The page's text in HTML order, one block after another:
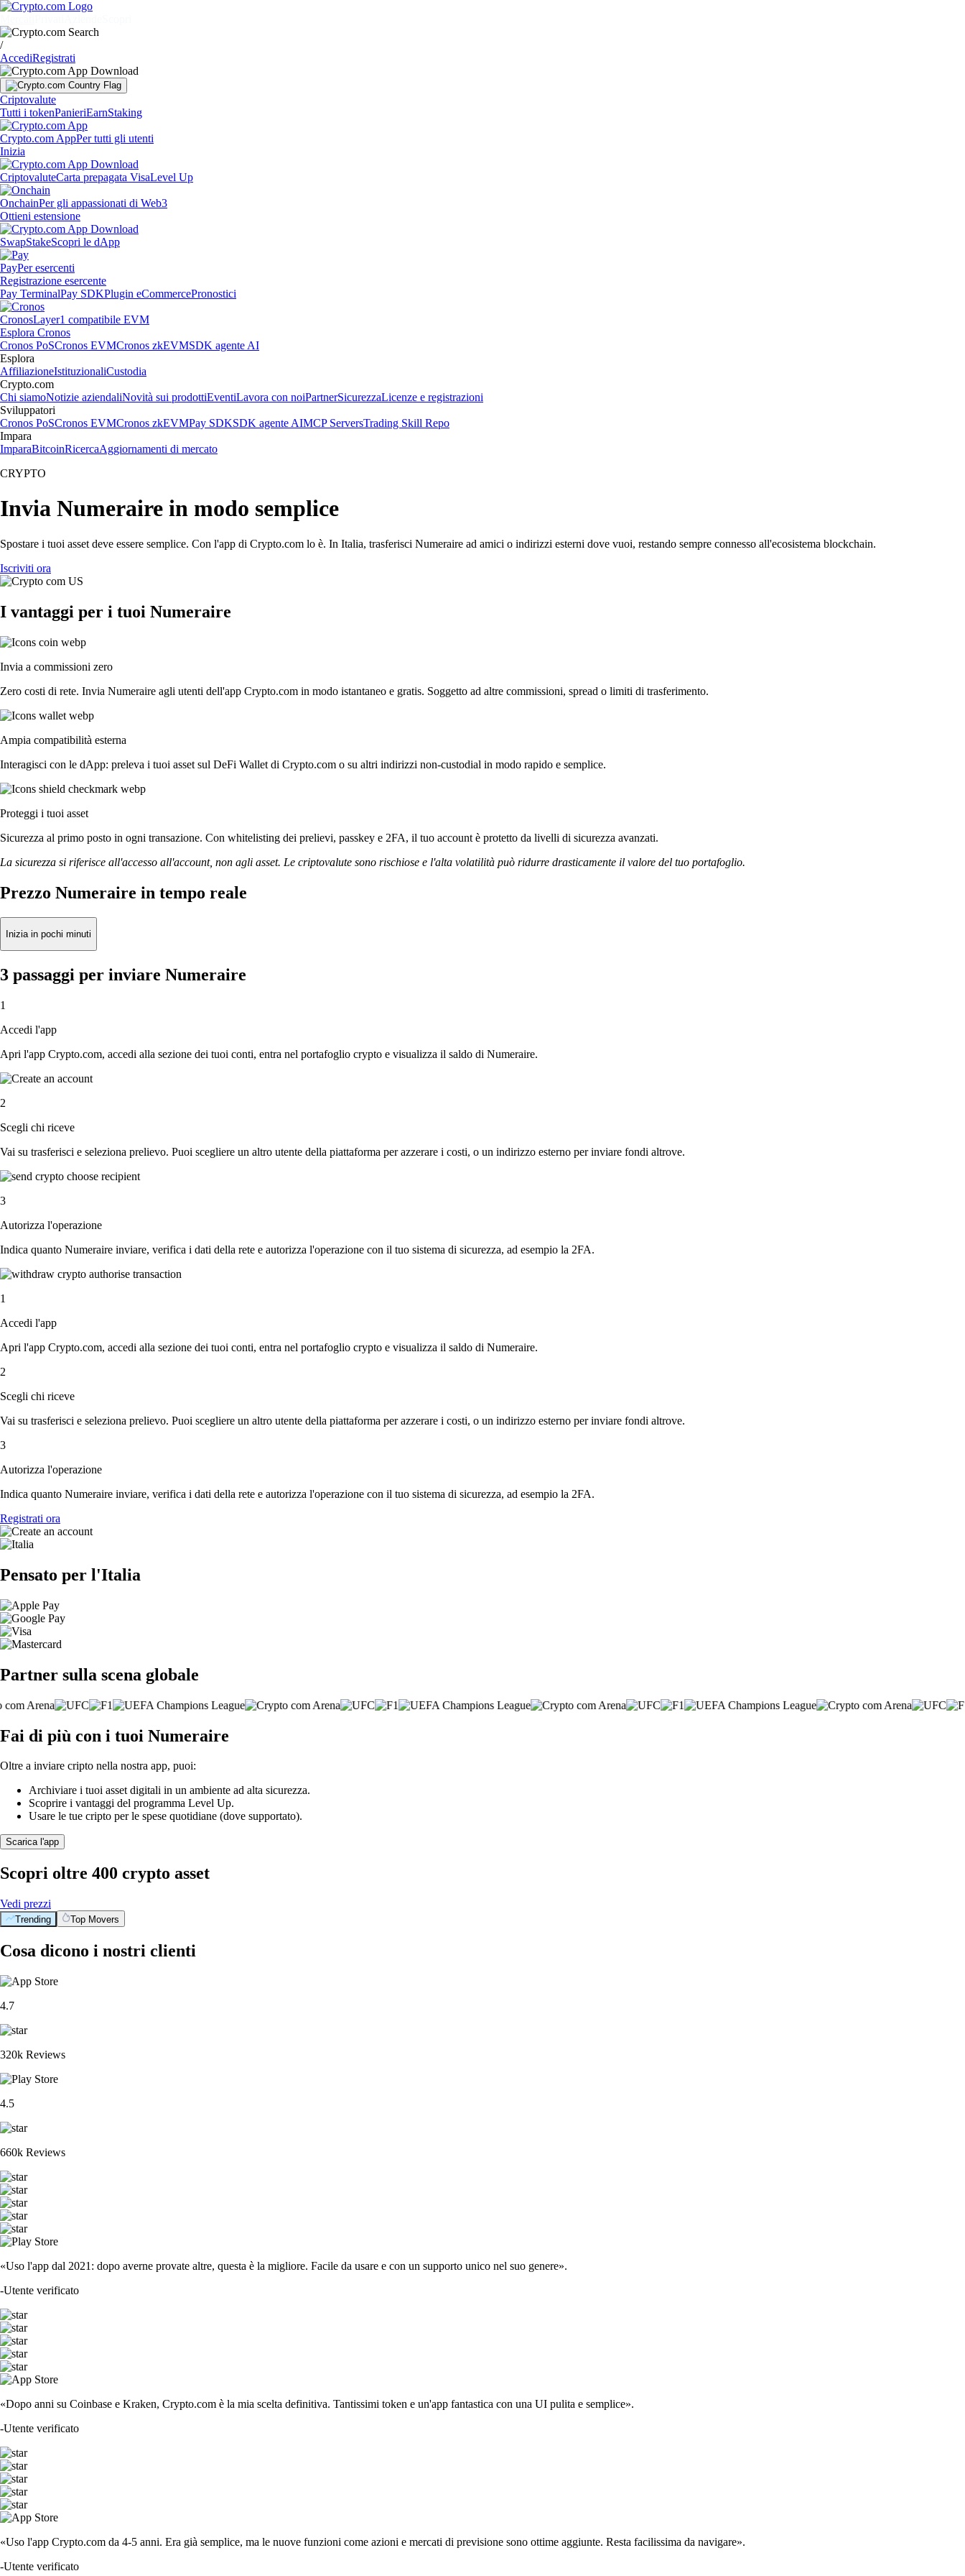
/
AccediRegistrati
Criptovalute
Tutti i tokenPanieriEarnStaking
Crypto.com AppPer tutti gli utenti
Inizia
CriptovaluteCarta prepagata VisaLevel Up
OnchainPer gli appassionati di Web3
Ottieni estensione
SwapStakeScopri le dApp
PayPer esercenti
Registrazione esercente
Pay TerminalPay SDKPlugin eCommercePronostici
CronosLayer1 compatibile EVM
Esplora Cronos
Cronos PoSCronos EVMCronos zkEVMSDK agente AI
Esplora
AffiliazioneIstituzionaliCustodia
Crypto.com
Chi siamoNotizie aziendaliNovità sui prodottiEventiLavora con noiPartnerSicurezzaLicenze e registrazioni
Sviluppatori
Cronos PoSCronos EVMCronos zkEVMPay SDKSDK agente AIMCP ServersTrading Skill Repo
Impara
ImparaBitcoinRicercaAggiornamenti di mercato
CRYPTO
Invia Numeraire in modo semplice
Spostare i tuoi asset deve essere semplice. Con l'app di Crypto.com lo è. In Italia, trasferisci Numeraire ad amici o indirizzi esterni dove vuoi, restando sempre connesso all'ecosistema blockchain.
Iscriviti ora
I vantaggi per i tuoi Numeraire
Invia a commissioni zero
Zero costi di rete. Invia Numeraire agli utenti dell'app Crypto.com in modo istantaneo e gratis. Soggetto ad altre commissioni, spread o limiti di trasferimento.
Ampia compatibilità esterna
Interagisci con le dApp: preleva i tuoi asset sul DeFi Wallet di Crypto.com o su altri indirizzi non-custodial in modo rapido e semplice.
Proteggi i tuoi asset
Sicurezza al primo posto in ogni transazione. Con whitelisting dei prelievi, passkey e 2FA, il tuo account è protetto da livelli di sicurezza avanzati.
La sicurezza si riferisce all'accesso all'account, non agli asset. Le criptovalute sono rischiose e l'alta volatilità può ridurre drasticamente il valore del tuo portafoglio.
Prezzo Numeraire in tempo reale
Inizia in pochi minuti
3 passaggi per inviare Numeraire
1
Accedi l'app
Apri l'app Crypto.com, accedi alla sezione dei tuoi conti, entra nel portafoglio crypto e visualizza il saldo di Numeraire.
2
Scegli chi riceve
Vai su trasferisci e seleziona prelievo. Puoi scegliere un altro utente della piattaforma per azzerare i costi, o un indirizzo esterno per inviare fondi altrove.
3
Autorizza l'operazione
Indica quanto Numeraire inviare, verifica i dati della rete e autorizza l'operazione con il tuo sistema di sicurezza, ad esempio la 2FA.
1
Accedi l'app
Apri l'app Crypto.com, accedi alla sezione dei tuoi conti, entra nel portafoglio crypto e visualizza il saldo di Numeraire.
2
Scegli chi riceve
Vai su trasferisci e seleziona prelievo. Puoi scegliere un altro utente della piattaforma per azzerare i costi, o un indirizzo esterno per inviare fondi altrove.
3
Autorizza l'operazione
Indica quanto Numeraire inviare, verifica i dati della rete e autorizza l'operazione con il tuo sistema di sicurezza, ad esempio la 2FA.
Registrati ora
Pensato per l'Italia
Partner sulla scena globale
Fai di più con i tuoi Numeraire
Oltre a inviare cripto nella nostra app, puoi:
Archiviare i tuoi asset digitali in un ambiente ad alta sicurezza.
Scoprire i vantaggi del programma Level Up.
Usare le tue cripto per le spese quotidiane (dove supportato).
Scarica l'app
Scopri oltre 400 crypto asset
Vedi prezzi
Trending Top Movers
Cosa dicono i nostri clienti
4.7
320k Reviews
4.5
660k Reviews
«Uso l'app dal 2021: dopo averne provate altre, questa è la migliore. Facile da usare e con un supporto unico nel suo genere».
-Utente verificato
«Dopo anni su Coinbase e Kraken, Crypto.com è la mia scelta definitiva. Tantissimi token e un'app fantastica con una UI pulita e semplice».
-Utente verificato
«Uso l'app Crypto.com da 4-5 anni. Era già semplice, ma le nuove funzioni come azioni e mercati di previsione sono ottime aggiunte. Resta facilissima da navigare».
-Utente verificato